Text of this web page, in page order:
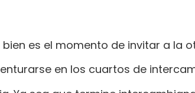
es el momento de invitar a la
en los cuartos de